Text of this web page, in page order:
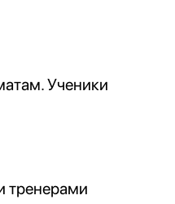
Ученики
тренерами